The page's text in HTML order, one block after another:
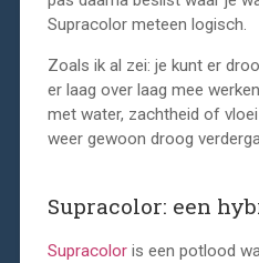
Supracolor meteen logisch.
Zoals ik al zei: je kunt er
er laag over laag mee
met water, zachtheid of
weer gewoon droog
Supracolor: een
Supracoloris een potlood